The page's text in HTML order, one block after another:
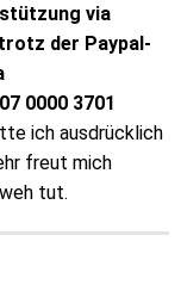
via
der Paypal-
0000 3701
ich ausdrücklich
freut mich
tut.